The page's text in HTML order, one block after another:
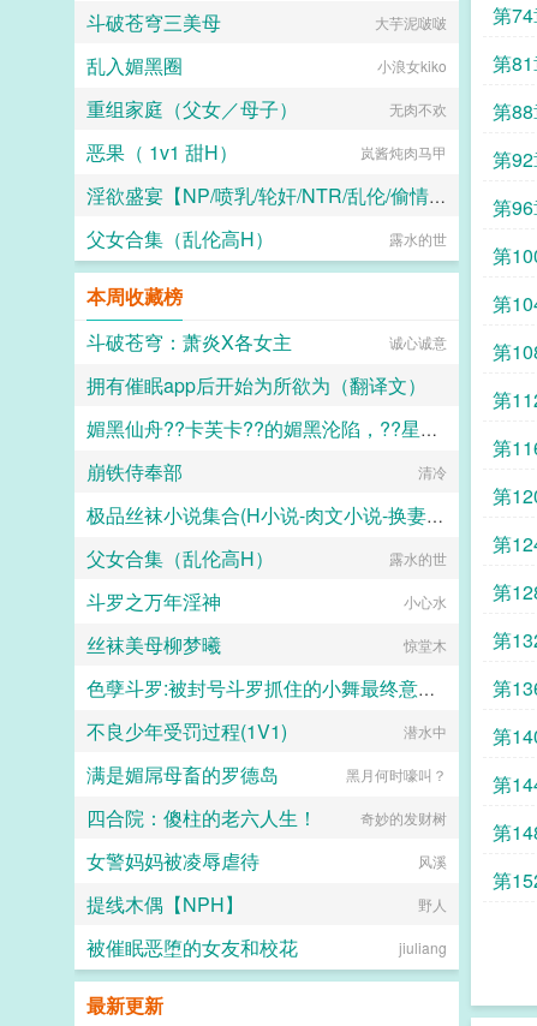
第
第
第
第
第
第
第
第
第
第
第
第
第
第
第
第
第
第
第
斗破苍穹三美母 大芋泥啵啵
乱入媚黑圈 小浪女kiko
重组家庭（父女／母子） 无肉不欢
恶果（ 1v1 甜H） 岚酱炖肉马甲
淫欲盛宴【NP/喷乳/轮奸/NTR/乱伦/偷情/换妻/迷奸】
水木生溪
父女合集（乱伦高H） 露水的世
本周收藏榜
斗破苍穹：萧炎X各女主
诚心诚意
拥有催眠app后开始为所欲为（翻译文）
白门楼汉化集团
媚黑仙舟??卡芙卡??的媚黑沦陷，??星的媚黑恶堕??，??黑人至上??
露露
崩铁侍奉部 清冷
极品丝袜小说集合(H小说-肉文小说-换妻-妈妈-母子)
海岸线文学
父女合集（乱伦高H） 露水的世
斗罗之万年淫神 小心水
丝袜美母柳梦曦 惊堂木
色孽斗罗:被封号斗罗抓住的小舞最终意识重组成了玩偶
lgcloveself
不良少年受罚过程(1V1) 潜水中
满是媚屌母畜的罗德岛 黑月何时嚎叫？
四合院：傻柱的老六人生！ 奇妙的发财树
女警妈妈被凌辱虐待 风溪
提线木偶【NPH】 野人
被催眠恶堕的女友和校花 jiuliang
最新更新